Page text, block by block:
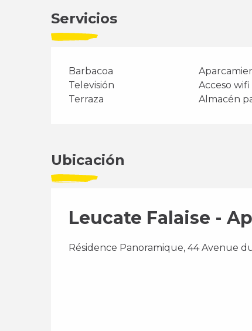
Servicios
Barbacoa
Televisión
Acceso wifi
Terraza
Almacén
Ubicación
Leucate Falaise -
Résidence Panoramique, 44 Avenue